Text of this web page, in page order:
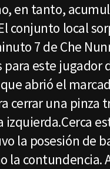
en tanto,
conjunto local
7 de Che
para este jugador
abrió el
cerrar una pinza
izquierda.Cerca
la posesión de
la contundencia.